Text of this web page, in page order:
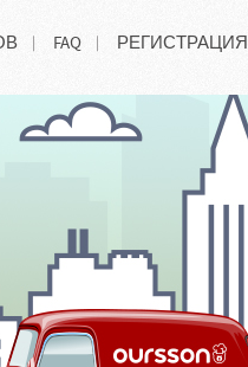
FAQ РЕГИСТРАЦИЯ